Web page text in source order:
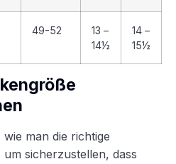
49-52
13 –
14½
14 –
15½
man die richtige
sicherzustellen, dass